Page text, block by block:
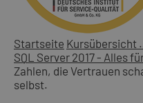
Startseite Kursübersicht
SQL Server 2017 - Alles
Zahlen, die Vertrauen
selbst.